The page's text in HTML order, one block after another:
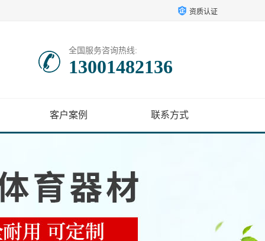
资质认证
全国服务咨询热线:
13001482136
客户案例 联系方式